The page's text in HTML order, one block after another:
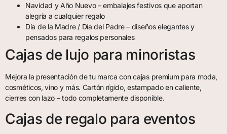
Navidad y Año Nuevo – embalajes festivos que aportan
alegría a cualquier regalo
Día de la Madre / Día del Padre – diseños elegantes y
pensados para regalos personales
Cajas de lujo para minoristas
Mejora la presentación de tu marca con cajas premium para moda,
cosméticos, vino y más. Cartón rígido, estampado en caliente,
cierres con lazo – todo completamente disponible.
Cajas de regalo para eventos